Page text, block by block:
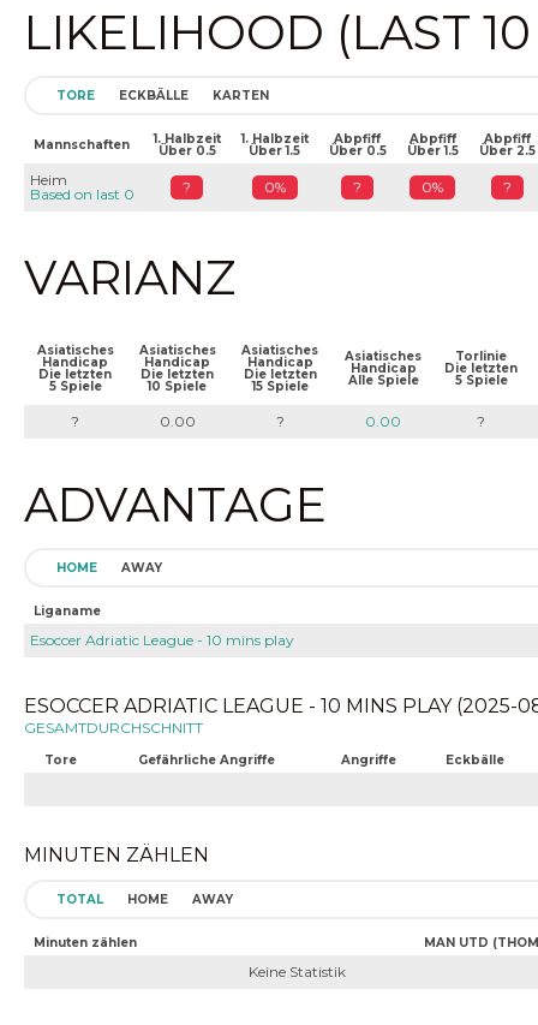
LIKELIHOOD (LAST
TORE ECKBÄLLE KARTEN
Mannschaften 1. Halbzeit
Über 0.5
1. Halbzeit
Über 1.5
Abpfiff
Über 0.5
Abpfiff
Über 1.5
Abpfiff
Über 2.5
Heim
Based on last 0
? 0% ? 0% ?
VARIANZ
Asiatisches
Handicap
Die letzten
5 Spiele
Asiatisches
Handicap
Die letzten
10 Spiele
Asiatisches
Handicap
Die letzten
15 Spiele
Asiatisches
Handicap
Alle Spiele
Torlinie
Die letzten
5 Spiele
? 0.00 ? 0.00 ?
ADVANTAGE
HOME AWAY
Liganame
Esoccer Adriatic League - 10 mins play
ESOCCER ADRIATIC LEAGUE - 10 MINS PLAY
GESAMTDURCHSCHNITT
Tore Gefährliche Angriffe Angriffe Eckbälle
MINUTEN ZÄHLEN
TOTAL HOME AWAY
Minuten zählen MAN UTD
Keine Statistik